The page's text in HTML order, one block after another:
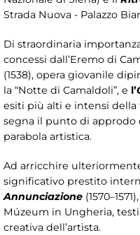
Strada Nuova - Palazzo
Di straordinaria
concessi dall’Eremo di
(1538), opera giovanile
la “Notte di Camaldoli”, e l’
esiti più alti e intensi della
segna il punto di approdo
parabola artistica.
Ad arricchire
significativo prestito
Annunciazione
Múzeum in Ungheria,
creativa dell’artista.